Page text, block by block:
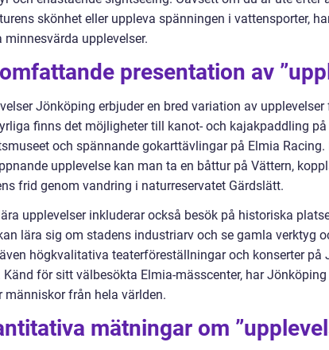
skönhet eller uppleva spänningen i vattensporter,
minnesvärda upplevelser.
presentation av
Jönköping erbjuder en bred variation av
finns det möjligheter till kanot- och kajakpaddling
och spännande gokarttävlingar på Elmia Racing.
upplevelse kan man ta en båttur på Vättern,
frid genom vandring i naturreservatet Gärdslätt.
upplevelser inkluderar också besök på historiska
lära sig om stadens industriarv och se gamla verktyg
högkvalitativa teaterföreställningar och konserter på
Känd för sitt välbesökta Elmia-mässcenter, har
människor från hela världen.
mätningar om